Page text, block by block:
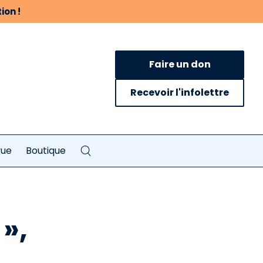
!
Faire un don
Recevoir l'infolettre
Boutique